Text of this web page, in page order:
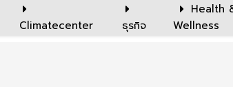
Climatecenter ธุรกิจ
Health
Wellness